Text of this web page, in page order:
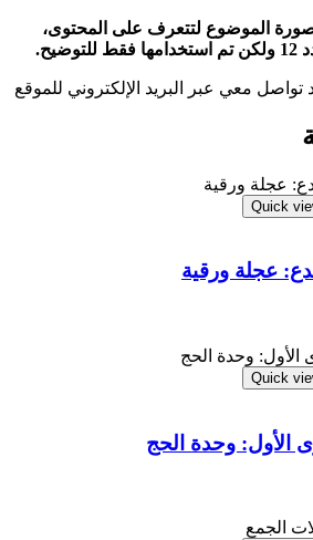
الموضوع لتتعرف على المحتوى،
معي عبر البريد الإلكتروني للموقع
Quick
عجلة ورقية
Quick
الأول: وحدة الحج